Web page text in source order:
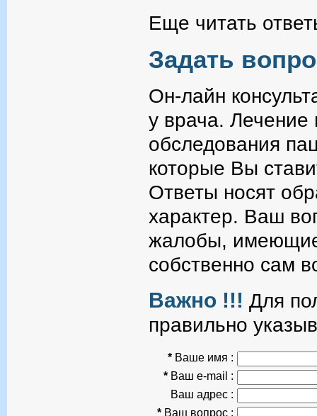
Еще читать
Задать
Он-лайн
у врача. Лечение
обследования
которые Вы
Ответы носят
характер. Ваш
жалобы,
собственно сам
Важно !!! Для
правильно
* Ваше имя :
* Ваш e-mail :
Ваш адрес :
* Ваш вопрос :